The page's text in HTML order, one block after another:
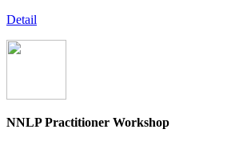
Detail
NNLP Practitioner Workshop